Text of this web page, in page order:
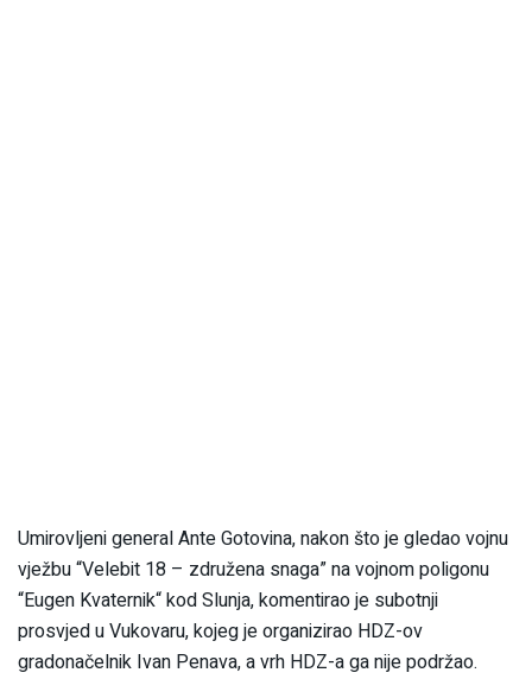
Umirovljeni general Ante Gotovina, nakon što je gledao vojnu
vježbu “Velebit 18 – združena snaga” na vojnom poligonu
“Eugen Kvaternik“ kod Slunja, komentirao je subotnji
prosvjed u Vukovaru, kojeg je organizirao HDZ-ov
gradonačelnik Ivan Penava, a vrh HDZ-a ga nije podržao.